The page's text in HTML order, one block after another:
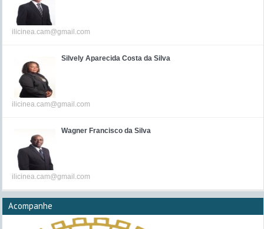
ilicinea.cam@gmail.com
Silvely Aparecida Costa da Silva
ilicinea.cam@gmail.com
Wagner Francisco da Silva
ilicinea.cam@gmail.com
Acompanhe